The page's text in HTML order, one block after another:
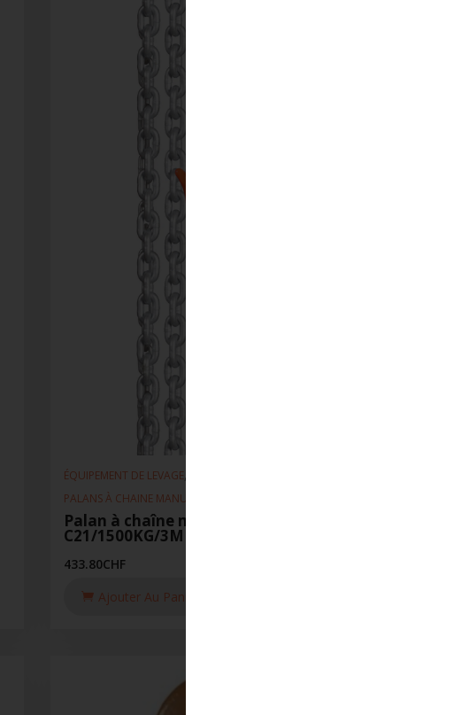
ÉQUIPEMENT DE LEVAGE,
PALANS À CHAINE MANUEL
Palan à chaîne manuel REMA
C21/1500KG/3M
433.80CHF
Ajouter Au Panier